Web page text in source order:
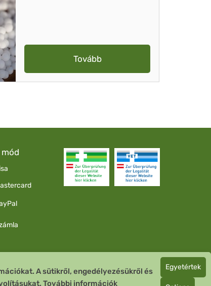
Tovább
A sütikről, engedélyezésükről és
További információk
Egyetértek